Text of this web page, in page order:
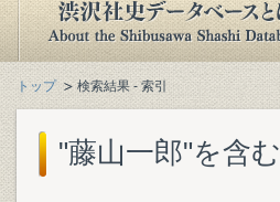
トップ 検索結果 - 索引
"藤山一郎"を含